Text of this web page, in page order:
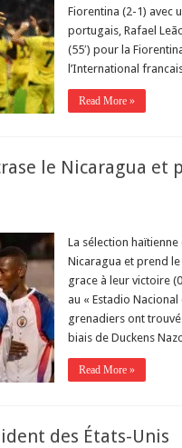
Fiorentina (2-1) avec
portugais, Rafael Leão
(55′) pour la
l’International
Read More »
le Nicaragua et
La sélection
Nicaragua et prend
grace à leur victoire
au « Estadio
grenadiers ont
biais de Duckens
Read More »
des États-Unis